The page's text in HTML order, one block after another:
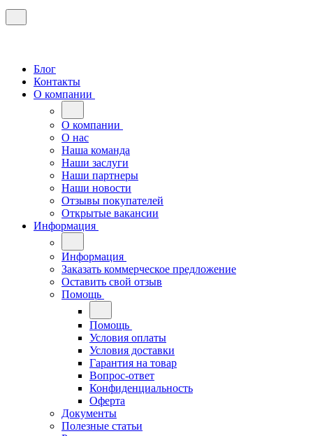
Блог
Контакты
О компании
О компании
О нас
Наша команда
Наши заслуги
Наши партнеры
Наши новости
Отзывы покупателей
Открытые вакансии
Информация
Информация
Заказать коммерческое предложение
Оставить свой отзыв
Помощь
Помощь
Условия оплаты
Условия доставки
Гарантия на товар
Вопрос-ответ
Конфиденциальность
Оферта
Документы
Полезные статьи